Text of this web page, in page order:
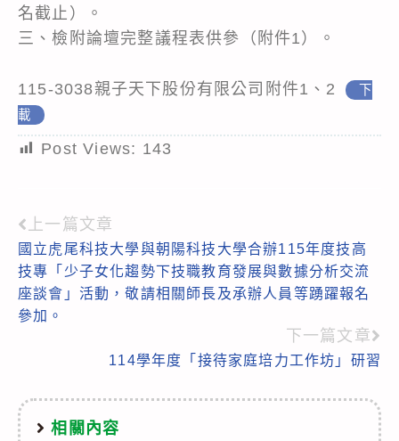
名截止）。
三、檢附論壇完整議程表供參（附件1）。
115-3038親子天下股份有限公司附件1、2
下
載
Post Views: 143
Read
more
articles
上一篇文章
國立虎尾科技大學與朝陽科技大學合辦115年度技高
技專「少子女化趨勢下技職教育發展與數據分析交流
座談會」活動，敬請相關師長及承辦人員等踴躍報名
參加。
下一篇文章
114學年度「接待家庭培力工作坊」研習
相關內容